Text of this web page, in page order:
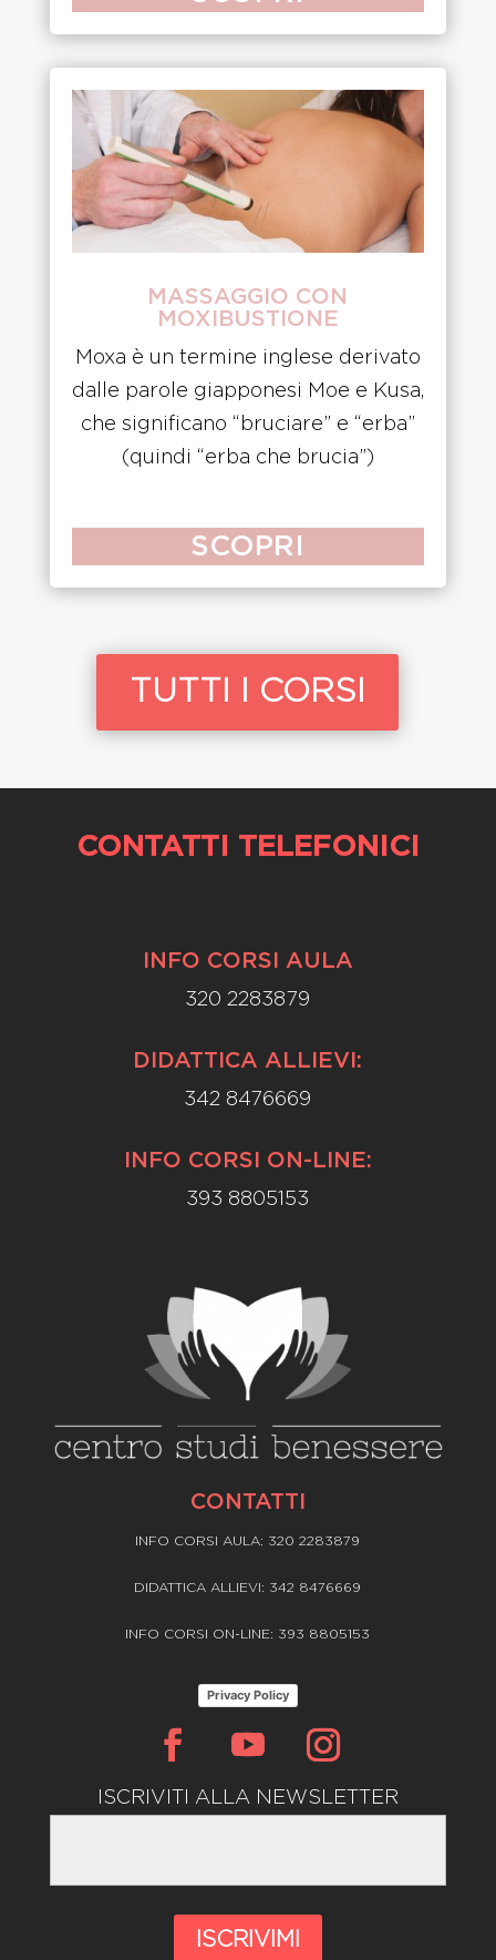
MASSAGGIO CON
MOXIBUSTIONE
Moxa è un termine inglese derivato
dalle parole giapponesi Moe e Kusa,
che significano “bruciare” e “erba”
(quindi “erba che brucia”)
SCOPRI
TUTTI I CORSI
CONTATTI TELEFONICI
INFO CORSI AULA
320 2283879
DIDATTICA ALLIEVI:
342 8476669
INFO CORSI ON-LINE:
393 8805153
CONTATTI
INFO CORSI AULA: 320 2283879
DIDATTICA ALLIEVI: 342 8476669
INFO CORSI ON-LINE: 393 8805153
Privacy Policy
ISCRIVITI ALLA NEWSLETTER